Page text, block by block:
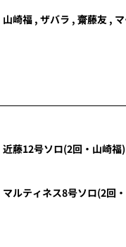
山崎福 , ザバラ , 齋藤友 ,
近藤12号ソロ(2回・ 山崎福)
マルティネス8号ソロ(2回・